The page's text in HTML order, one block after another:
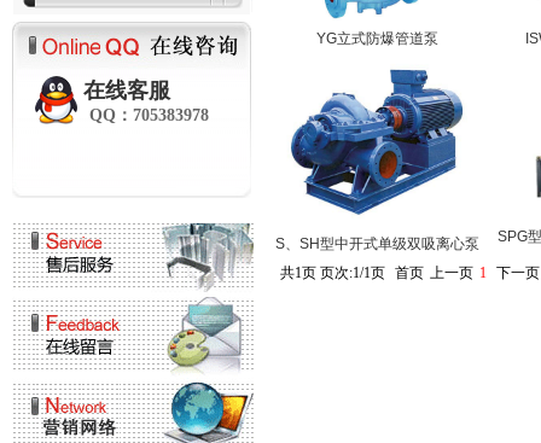
在线客服
QQ：705383978
YG立式防爆管道泵
S、SH型中开式单级双吸离心泵 SPG
共1页 页次:1/1页 首页 上一页 1 下一页